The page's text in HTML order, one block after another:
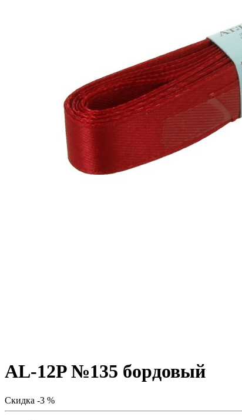
AL-12P №135 бордовый
Скидка -3 %